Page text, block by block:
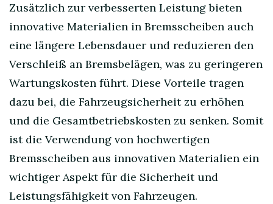
Zusätzlich zur verbesserten Leistung bieten
innovative Materialien in Bremsscheiben auch
eine längere Lebensdauer und reduzieren den
Verschleiß an Bremsbelägen, was zu geringeren
Wartungskosten führt. Diese Vorteile tragen
dazu bei, die Fahrzeugsicherheit zu erhöhen
und die Gesamtbetriebskosten zu senken. Somit
ist die Verwendung von hochwertigen
Bremsscheiben aus innovativen Materialien ein
wichtiger Aspekt für die Sicherheit und
Leistungsfähigkeit von Fahrzeugen.